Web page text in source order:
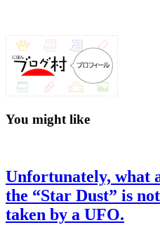
You might like
Unfortunately, what
the “Star Dust” is
taken by a UFO.